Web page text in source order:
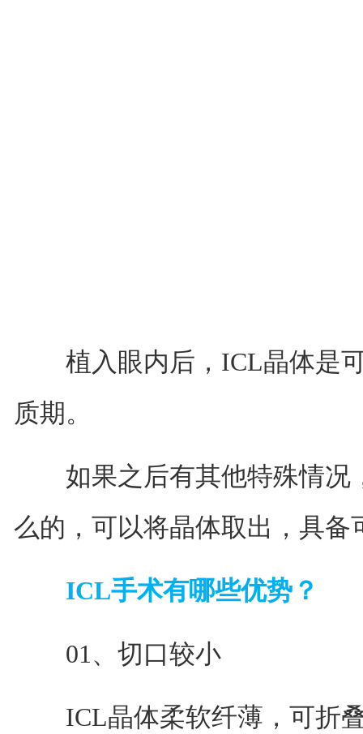
植入眼内后，ICL晶体是可
质期。
如果之后有其他特殊情况
么的，可以将晶体取出，具备
ICL手术有哪些优势？
01、切口较小
ICL晶体柔软纤薄，可折叠